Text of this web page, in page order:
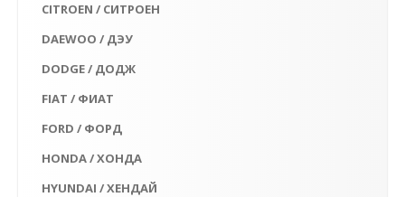
CITROEN / СИТРОЕН
DAEWOO / ДЭУ
DODGE / ДОДЖ
FIAT / ФИАТ
FORD / ФОРД
HONDA / ХОНДА
HYUNDAI / ХЕНДАЙ